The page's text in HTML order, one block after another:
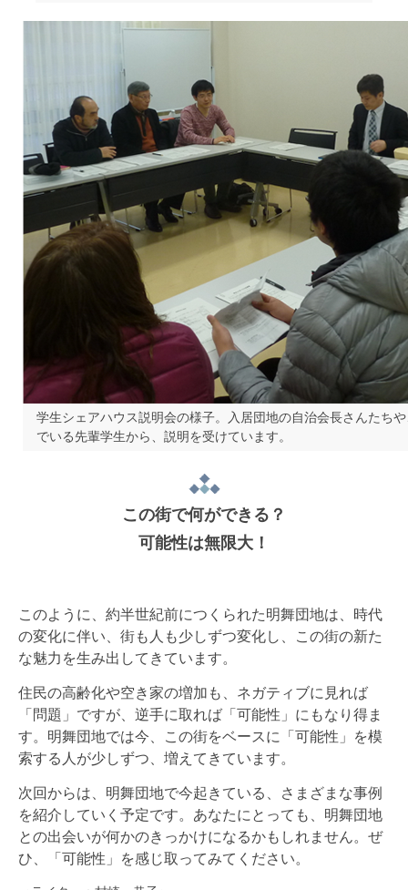
学生シェアハウス説明会の様子。入居団地の自治会長さんたち
でいる先輩学生から、説明を受けています。
この街で何ができる？
可能性は無限大！
このように、約半世紀前につくられた明舞団地は、時代
の変化に伴い、街も人も少しずつ変化し、この街の新た
な魅力を生み出してきています。
住民の高齢化や空き家の増加も、ネガティブに見れば
「問題」ですが、逆手に取れば「可能性」にもなり得ま
す。明舞団地では今、この街をベースに「可能性」を模
索する人が少しずつ、増えてきています。
次回からは、明舞団地で今起きている、さまざまな事例
を紹介していく予定です。あなたにとっても、明舞団地
との出会いが何かのきっかけになるかもしれません。ぜ
ひ、「可能性」を感じ取ってみてください。